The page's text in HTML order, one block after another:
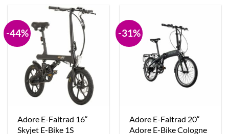
-44%
Adore E-Faltrad 16“
Skyjet E-Bike 1S
-31%
Adore E-Faltrad 20“
Adore E-Bike Cologne